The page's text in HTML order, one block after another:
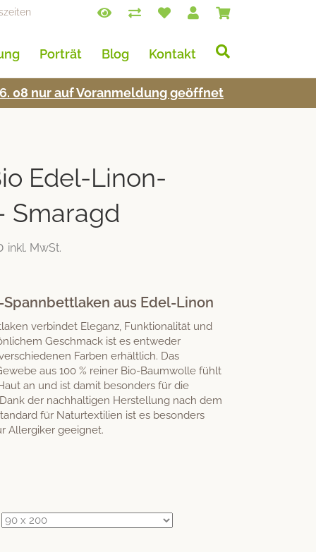
Porträt Blog Kontakt
08 nur auf Voran­mel­dung geöffnet
Edel-Linon-
Smaragd
inkl. MwSt.
aus Edel-Linon
verbindet Eleganz, Funktionalität und
Geschmack ist es entweder
Farben erhältlich. Das
aus 100 % reiner Bio-Baumwolle fühlt
an und ist damit besonders für die
der nachhaltigen Herstellung nach dem
für Naturtextilien ist es besonders
Allergiker geeignet.